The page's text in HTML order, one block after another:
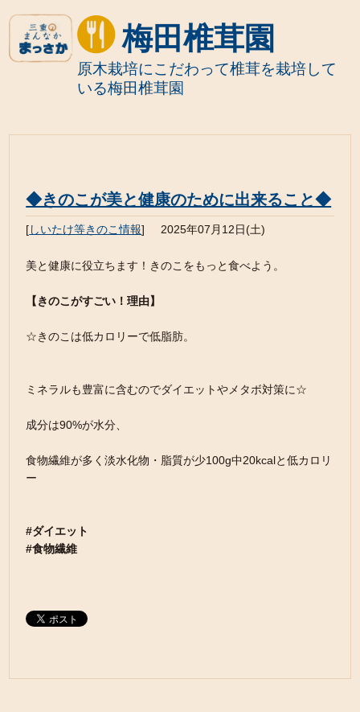
梅田椎茸園
原木栽培にこだわって椎茸を栽培して
いる梅田椎茸園
◆きのこが美と健康のために出来ること◆
[しいたけ等きのこ情報] 2025年07月12日(土)
美と健康に役立ちます！きのこをもっと食べよう。
【きのこがすごい！理由】
☆きのこは低カロリーで低脂肪。
ミネラルも豊富に含むのでダイエットやメタボ対策に☆
成分は90%が水分、
食物繊維が多く淡水化物・脂質が少100g中20kcalと低カロリ
ー
#ダイエット
#食物繊維